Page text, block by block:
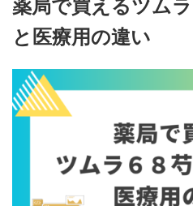
薬局で買えるツム
と医療用の違い